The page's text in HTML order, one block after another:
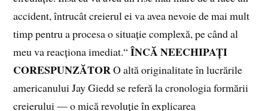
accident, întrucât creierul ei va avea nevoie de mai mult
timp pentru a procesa o situație complexă, pe când al
meu va reacționa imediat.“ÎNCĂ NEECHIPAȚI
CORESPUNZĂTORO altă originalitate în lucrările
americanului Jay Giedd se referă la cronologia formării
creierului — o mică revoluție în explicarea